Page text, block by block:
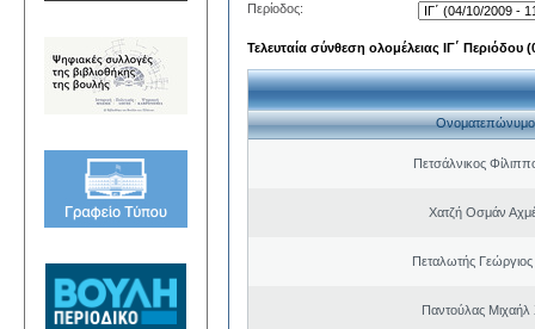
Περίοδος:
Τελευταία σύνθεση ολομέλειας ΙΓ΄ Περιόδου
Ονοματεπώνυμο
Πετσάλνικος
Χατζή Οσμάν
Πεταλωτής Γεώργιος
Παντούλας Μιχαήλ